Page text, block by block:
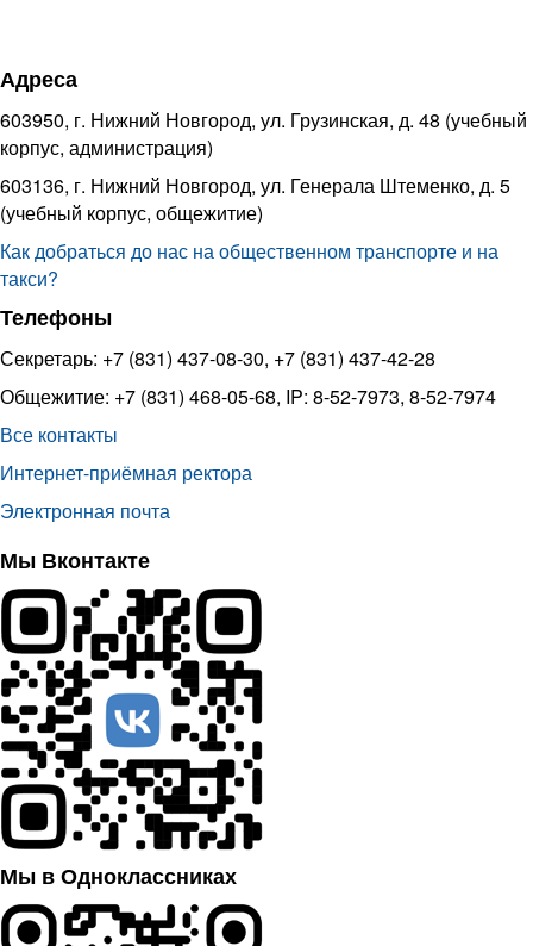
Адреса
603950, г. Нижний Новгород, ул. Грузинская, д. 48 (учебный
корпус, администрация)
603136, г. Нижний Новгород, ул. Генерала Штеменко, д. 5
(учебный корпус, общежитие)
Как добраться до нас на общественном транспорте и на
такси?
Телефоны
Секретарь: +7 (831) 437-08-30, +7 (831) 437-42-28
Общежитие: +7 (831) 468-05-68, IP: 8-52-7973, 8-52-7974
Все контакты
Интернет-приёмная ректора
Электронная почта
Мы Вконтакте
Мы в Одноклассниках